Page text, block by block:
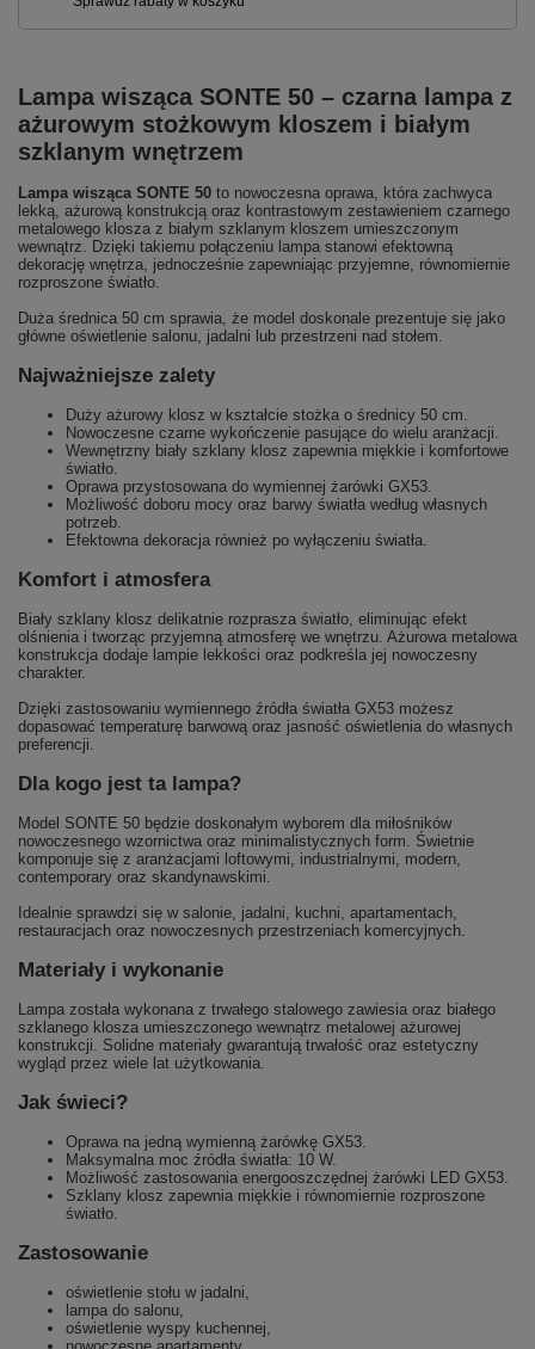
Lampa wisząca SONTE 50 – czarna lampa z
ażurowym stożkowym kloszem i białym
szklanym wnętrzem
Lampa wisząca SONTE 50 to nowoczesna oprawa, która zachwyca
lekką, ażurową konstrukcją oraz kontrastowym zestawieniem czarnego
metalowego klosza z białym szklanym kloszem umieszczonym
wewnątrz. Dzięki takiemu połączeniu lampa stanowi efektowną
dekorację wnętrza, jednocześnie zapewniając przyjemne, równomiernie
rozproszone światło.
Duża średnica 50 cm sprawia, że model doskonale prezentuje się jako
główne oświetlenie salonu, jadalni lub przestrzeni nad stołem.
Najważniejsze zalety
Duży ażurowy klosz w kształcie stożka o średnicy 50 cm.
Nowoczesne czarne wykończenie pasujące do wielu aranżacji.
Wewnętrzny biały szklany klosz zapewnia miękkie i komfortowe
światło.
Oprawa przystosowana do wymiennej żarówki GX53.
Możliwość doboru mocy oraz barwy światła według własnych
potrzeb.
Efektowna dekoracja również po wyłączeniu światła.
Komfort i atmosfera
Biały szklany klosz delikatnie rozprasza światło, eliminując efekt
olśnienia i tworząc przyjemną atmosferę we wnętrzu. Ażurowa metalowa
konstrukcja dodaje lampie lekkości oraz podkreśla jej nowoczesny
charakter.
Dzięki zastosowaniu wymiennego źródła światła GX53 możesz
dopasować temperaturę barwową oraz jasność oświetlenia do własnych
preferencji.
Dla kogo jest ta lampa?
Model SONTE 50 będzie doskonałym wyborem dla miłośników
nowoczesnego wzornictwa oraz minimalistycznych form. Świetnie
komponuje się z aranżacjami loftowymi, industrialnymi, modern,
contemporary oraz skandynawskimi.
Idealnie sprawdzi się w salonie, jadalni, kuchni, apartamentach,
restauracjach oraz nowoczesnych przestrzeniach komercyjnych.
Materiały i wykonanie
Lampa została wykonana z trwałego stalowego zawiesia oraz białego
szklanego klosza umieszczonego wewnątrz metalowej ażurowej
konstrukcji. Solidne materiały gwarantują trwałość oraz estetyczny
wygląd przez wiele lat użytkowania.
Jak świeci?
Oprawa na jedną wymienną żarówkę GX53.
Maksymalna moc źródła światła: 10 W.
Możliwość zastosowania energooszczędnej żarówki LED GX53.
Szklany klosz zapewnia miękkie i równomiernie rozproszone
światło.
Zastosowanie
oświetlenie stołu w jadalni,
lampa do salonu,
oświetlenie wyspy kuchennej,